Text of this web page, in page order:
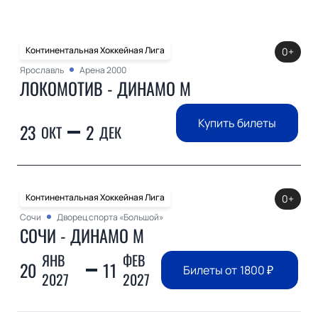
Континентальная Хоккейная Лига
Ярославль
Арена 2000
ЛОКОМОТИВ - ДИНАМО М
23 ОКТ 2 ДЕК
0+
Купить билеты
Континентальная Хоккейная Лига
Сочи
Дворец спорта «Большой»
СОЧИ - ДИНАМО М
20 ЯНВ
2027
11 ФЕВ
2027
0+
Билеты от 1800₽